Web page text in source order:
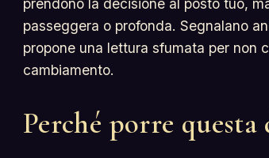
passeggera o profonda. Segnalano
propone una lettura sfumata per non
cambiamento.
Perché porre